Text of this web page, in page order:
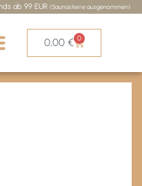
ab 99 EUR (Saunasteine ausgenommen)
0,00€ 0